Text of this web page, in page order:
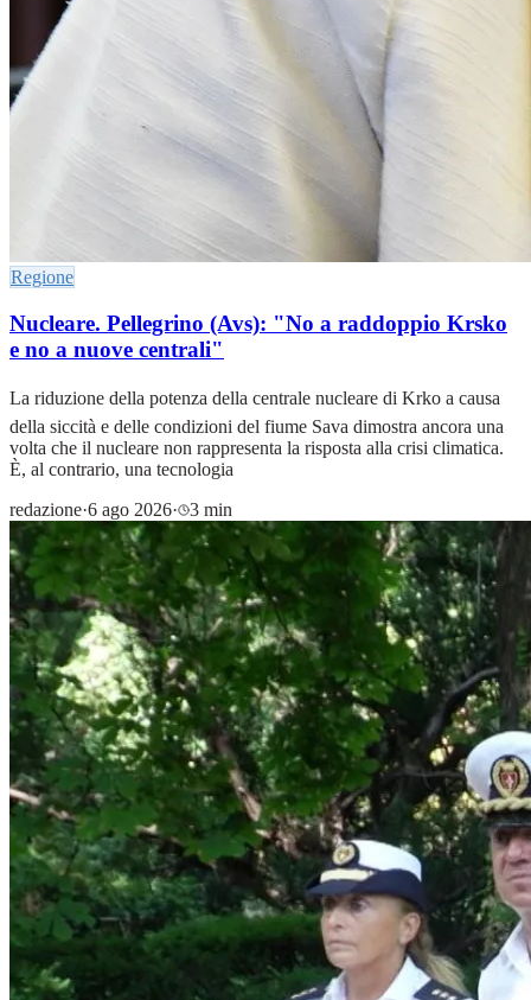
Regione
Nucleare. Pellegrino (Avs): "No a raddoppio Krsko
e no a nuove centrali"
La riduzione della potenza della centrale nucleare di Krko a causa
della siccità e delle condizioni del fiume Sava dimostra ancora una
volta che il nucleare non rappresenta la risposta alla crisi climatica.
È, al contrario, una tecnologia
redazione·6 ago 2026· 3 min